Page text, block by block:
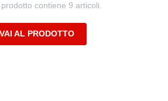
contiene 9 articoli.
VAI AL PRODOTTO